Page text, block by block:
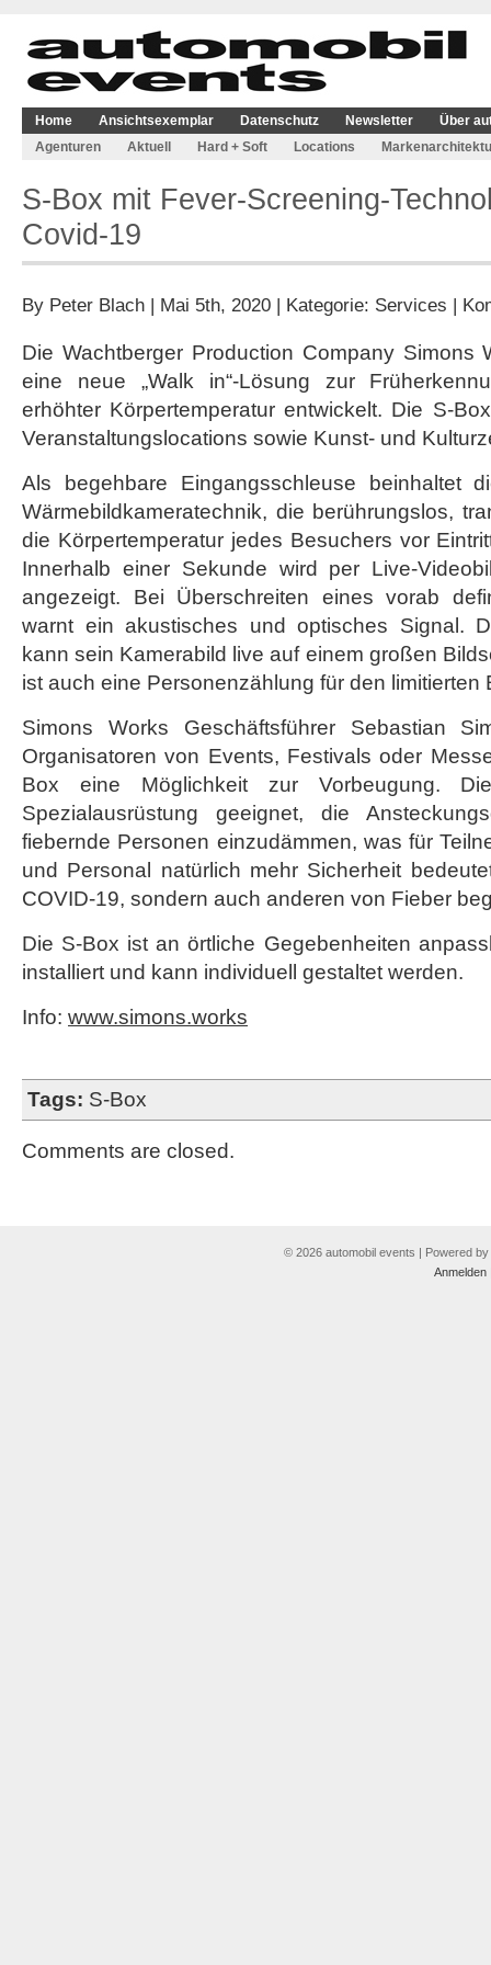
Home Ansichtsexemplar Datenschutz Newsletter
Über
Agenturen
Aktuell Hard + Soft Locations
S-Box mit Fever-Screening-
Covid-19
By Peter Blach | Mai 5th, 2020 | Kategorie: Services |
Die Wachtberger Production Company Simons
eine neue „Walk in“-Lösung zur
erhöhter Körpertemperatur entwickelt. Die S-
Veranstaltungslocations sowie Kunst- und
Als begehbare Eingangsschleuse beinhaltet
Wärmebildkameratechnik, die berührungslos,
die Körpertemperatur jedes Besuchers vor
Innerhalb einer Sekunde wird per Live-
angezeigt. Bei Überschreiten eines vorab
warnt ein akustisches und optisches Signal.
kann sein Kamerabild live auf einem großen
ist auch eine Personenzählung für den limitierten
Simons Works Geschäftsführer Sebastian
Organisatoren von Events, Festivals oder
Box eine Möglichkeit zur Vorbeugung.
Spezialausrüstung geeignet, die
fiebernde Personen einzudämmen, was für
und Personal natürlich mehr Sicherheit
COVID-19, sondern auch anderen von Fieber
Die S-Box ist an örtliche Gegebenheiten
installiert und kann individuell gestaltet werden.
Info: www.simons.works
Tags: S-Box
Comments are closed.
© 2026 automobil events | Powered by
Anmelden|